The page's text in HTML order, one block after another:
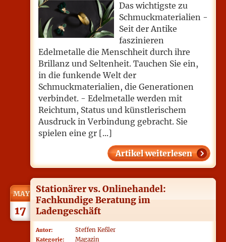
Das wichtigste zu
Schmuckmaterialien -
Seit der Antike
faszinieren
Edelmetalle die Menschheit durch ihre
Brillanz und Seltenheit. Tauchen Sie ein,
in die funkende Welt der
Schmuckmaterialien, die Generationen
verbindet. - Edelmetalle werden mit
Reichtum, Status und künstlerischem
Ausdruck in Verbindung gebracht. Sie
spielen eine gr [...]
Artikel weiterlesen
MAY
17
Stationärer vs. Onlinehandel:
Fachkundige Beratung im
Ladengeschäft
Autor: Steffen Keßler
Kategorie: Magazin